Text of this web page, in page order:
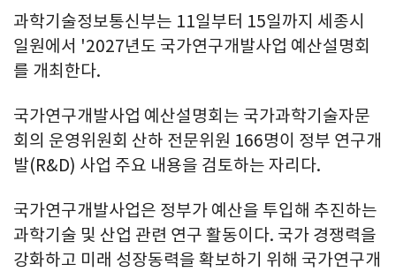
과학기술정보통신부는 11일부터 15일까지 세종시
일원에서 '2027년도 국가연구개발사업 예산설명회
를 개최한다.
국가연구개발사업 예산설명회는 국가과학기술자문
회의 운영위원회 산하 전문위원 166명이 정부 연구개
발(R&D) 사업 주요 내용을 검토하는 자리다.
국가연구개발사업은 정부가 예산을 투입해 추진하는
과학기술 및 산업 관련 연구 활동이다. 국가 경쟁력을
강화하고 미래 성장동력을 확보하기 위해 국가연구개